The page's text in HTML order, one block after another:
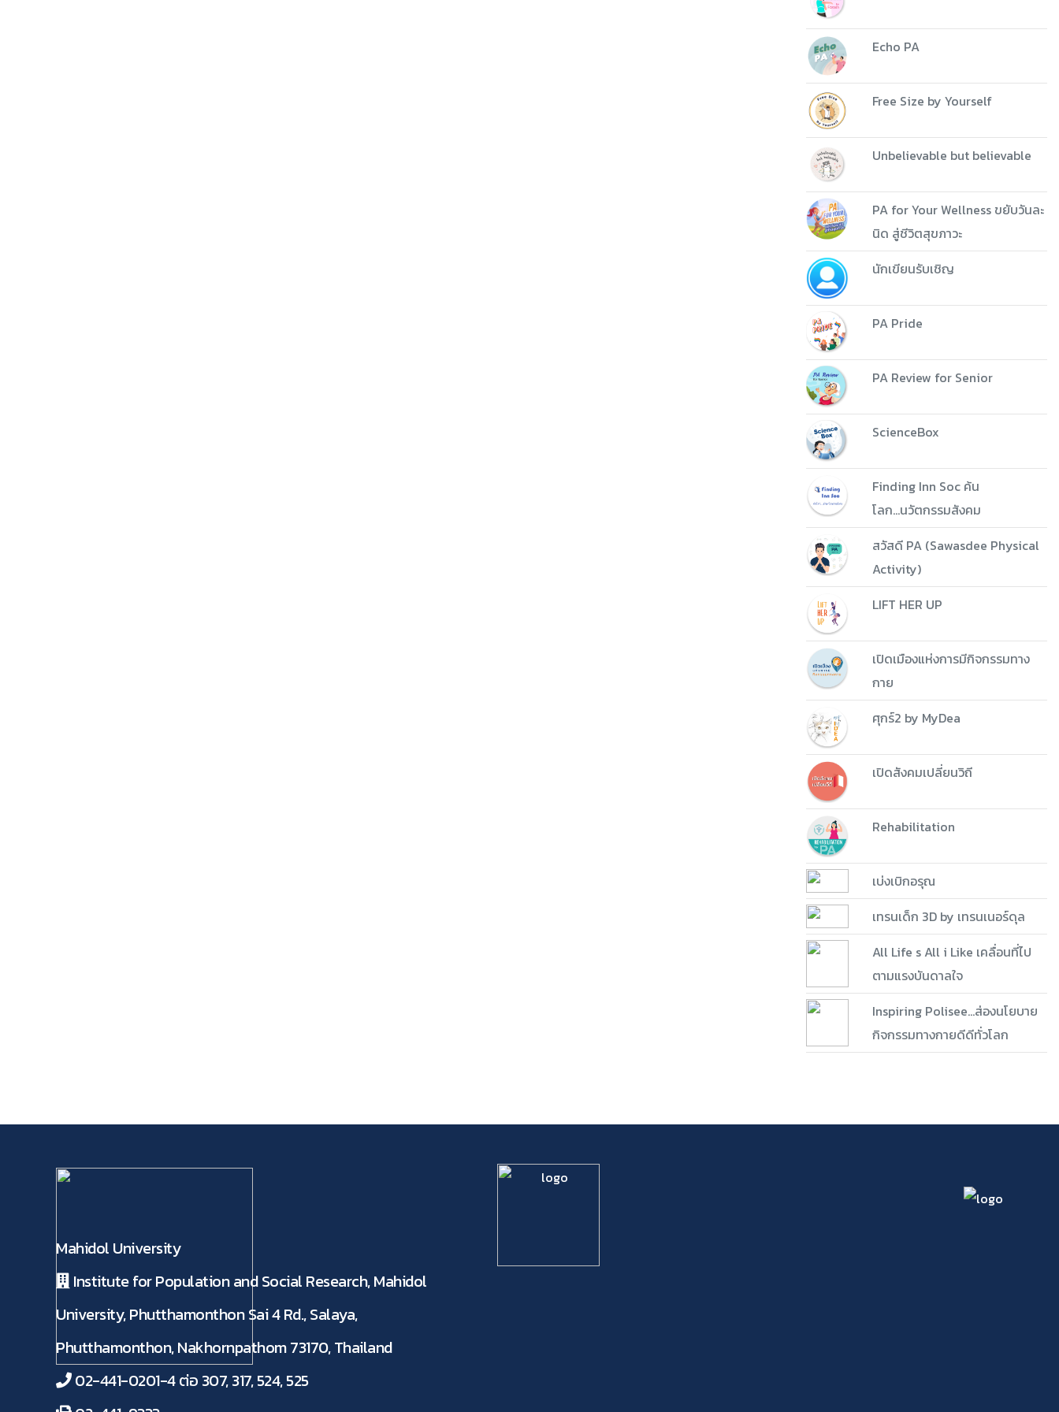
Echo PA
Free Size by Yourself
Unbelievable but believable
PA for Your Wellness ขยับวันละ
นิด สู่ชีวิตสุขภาวะ
นักเขียนรับเชิญ
PA Pride
PA Review for Senior
ScienceBox
Finding Inn Soc ค้น
โลก...นวัตกรรมสังคม
สวัสดี PA (Sawasdee Physical
Activity)
LIFT HER UP
เปิดเมืองแห่งการมีกิจกรรมทาง
กาย
ศุกร์2 by MyDea
เปิดสังคมเปลี่ยนวิถี
Rehabilitation
เบ่งเบิกอรุณ
เทรนเด็ก 3D by เทรนเนอร์ดุล
All Life s All i Like เคลื่อนที่ไป
ตามแรงบันดาลใจ
Inspiring Polisee...ส่องนโยบาย
กิจกรรมทางกายดีดีทั่วโลก
Mahidol University
Institute for Population and Social Research, Mahidol
University, Phutthamonthon Sai 4 Rd., Salaya,
Phutthamonthon, Nakhornpathom 73170, Thailand
02-441-0201-4 ต่อ 307, 317, 524, 525